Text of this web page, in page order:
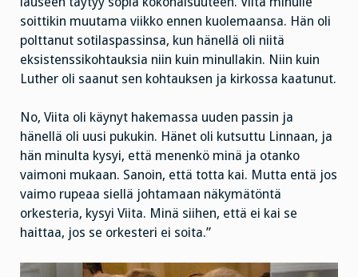
soittikin muutama viikko ennen kuolemaansa. Hän oli
polttanut sotilaspassinsa, kun hänellä oli niitä
eksistenssikohtauksia niin kuin minullakin. Niin kuin
Luther oli saanut sen kohtauksen ja kirkossa kaatunut.
No, Viita oli käynyt hakemassa uuden passin ja
hänellä oli uusi pukukin. Hänet oli kutsuttu Linnaan, ja
hän minulta kysyi, että menenkö minä ja otanko
vaimoni mukaan. Sanoin, että totta kai. Mutta entä jos
vaimo rupeaa siellä johtamaan näkymätöntä
orkesteria, kysyi Viita. Minä siihen, että ei kai se
haittaa, jos se orkesteri ei soita.”